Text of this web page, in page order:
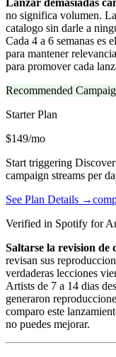
Lanzar demasiadas
no significa volumen.
catalogo sin darle a
Cada 4 a 6 semanas es
para mantener
para promover cada
Recommended
StarterPlan
$149/mo
Start triggering
campaign streams per
See Plan Details →
Verified in Spotify for
Saltarse la revision de
revisan sus
verdaderas lecciones
Artists de 7 a 14 dias
generaron
comparo este
no puedes mejorar.